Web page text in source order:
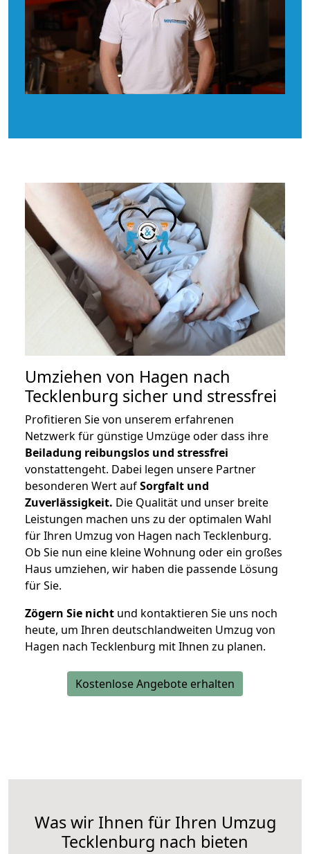
Umziehen von Hagen nach
Tecklenburg sicher und stressfrei
Profitieren Sie von unserem erfahrenen
Netzwerk für günstige Umzüge oder dass ihre
Beiladung reibungslos und stressfrei
vonstattengeht. Dabei legen unsere Partner
besonderen Wert aufSorgfalt und
Zuverlässigkeit. Die Qualität und unser breite
Leistungen machen uns zu der optimalen Wahl
für Ihren Umzug von Hagen nach Tecklenburg.
Ob Sie nun eine kleine Wohnung oder ein großes
Haus umziehen, wir haben die passende Lösung
für Sie.
Zögern Sie nicht und kontaktieren Sie uns noch
heute, um Ihren deutschlandweiten Umzug von
Hagen nach Tecklenburg mit Ihnen zu planen.
Kostenlose Angebote erhalten
Was wir Ihnen für Ihren Umzug
Tecklenburg nach bieten